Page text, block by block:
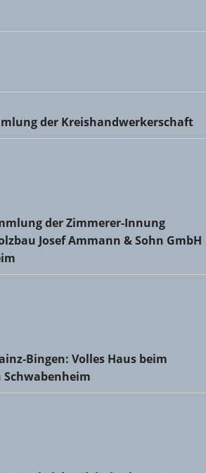
der Kreishandwerkerschaft
der Kreishandwerkerschaft
der Zimmerer-Innung
Josef Ammann & Sohn GmbH &
der Zimmerer-Innung
Josef Ammann & Sohn GmbH
Bingen: Volles Haus beim
Bingen: Volles Haus beim